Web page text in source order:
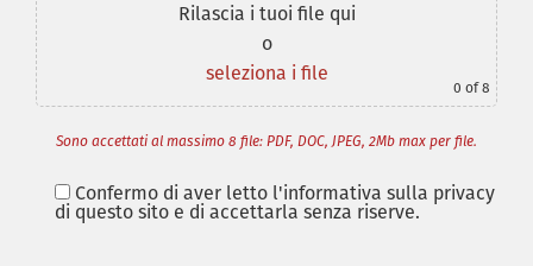
Rilascia i tuoi file qui
o
seleziona i file
0 of 8
Sono accettati al massimo 8 file: PDF, DOC, JPEG, 2Mb max per file.
Confermo di aver letto l'informativa sulla privacy
di questo sito e di accettarla senza riserve.